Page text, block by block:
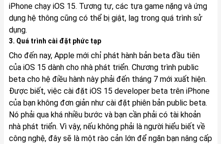
iPhone chạy iOS 15. Tương tự, các tựa game nặng và ứng
dụng hệ thông cũng có thể bị giật, lag trong quá trình sử
dụng.
3. Quá trình cài đặt phức tạp
Cho đến nay, Apple mới chỉ phát hành bản beta đầu tiên
của iOS 15 dành cho nhà phát triển. Chương trình public
beta cho hệ điều hành này phải đến tháng 7 mới xuất hiện.
Được biết, việc cài đặt iOS 15 developer beta trên iPhone
của bạn không đơn giản như cài đặt phiên bản public beta.
Nó phải qua khá nhiều bước và bạn cần phải có tài khoản
nhà phát triển. Vì vậy, nếu không phải là người hiểu biết về
công nghệ, đây sẽ là một rào cản lớn để ngăn bạn nâng cấp